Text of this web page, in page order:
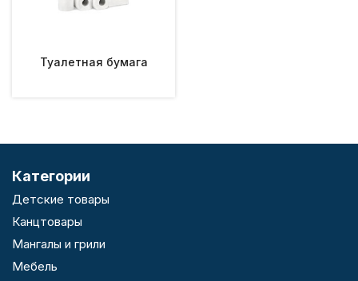
Туалетная бумага
Категории
Детские товары
Канцтовары
Мангалы и грили
Мебель